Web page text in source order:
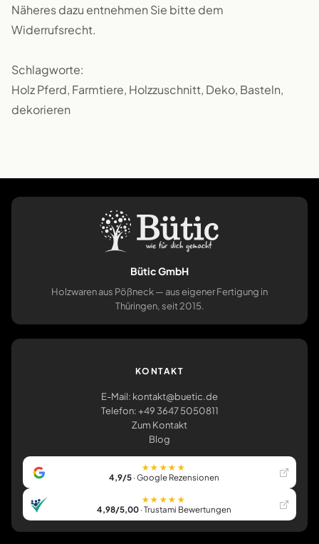
Näheres dazu entnehmen Sie bitte dem
Widerrufsrecht.
Schlagworte:
Holz Pferd, Farmtiere, Holzzuschnitt, Deko, Basteln,
dekorieren
Bütic GmbH
Holzwaren aus Pößneck — aus eigener Fertigung in
Thüringen, seit 2015.
KONTAKT
E-Mail: kontakt@buetic.de
Telefon: +49 3647 5050811
Zum Kontakt
Blog
★★★★★
4,9/5· Google Rezensionen
★★★★★
4,98/5,00· Trustami Bewertungen